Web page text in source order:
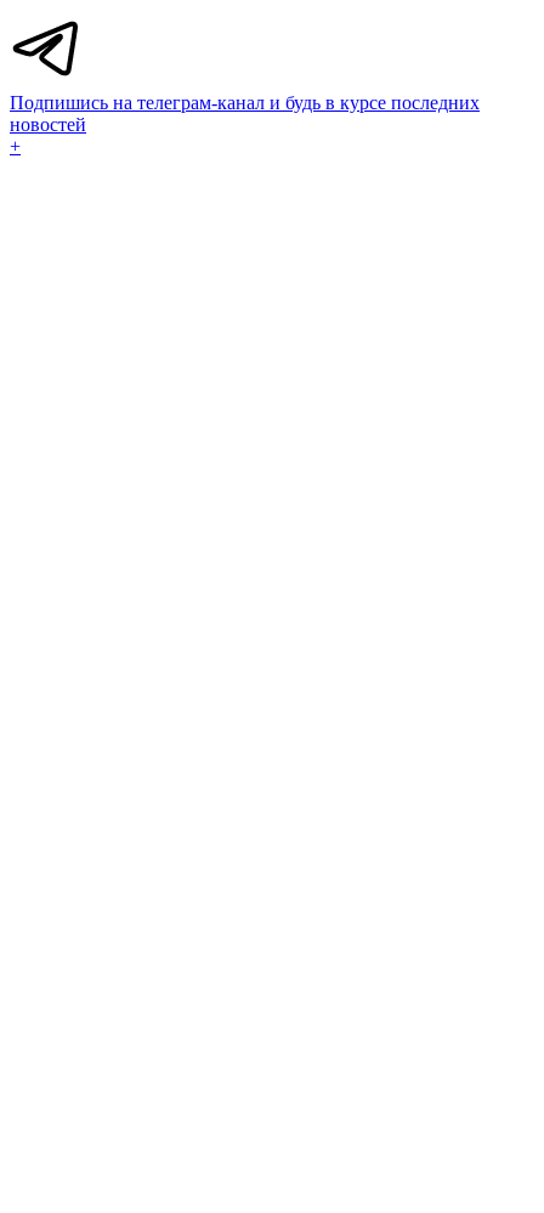
Подпишись на телеграм-канал и будь в курсе последних
новостей
+